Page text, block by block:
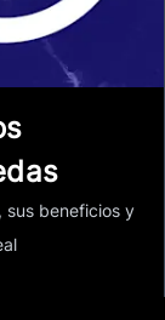
sus beneficios y